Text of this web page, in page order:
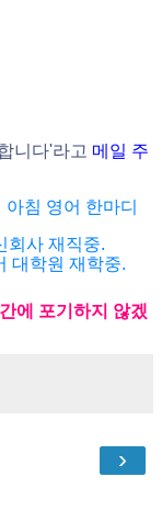
니다'라고 메일 주
침 영어 한마디
회사 재직중.
대학원 재학중.
에 포기하지 않겠
›